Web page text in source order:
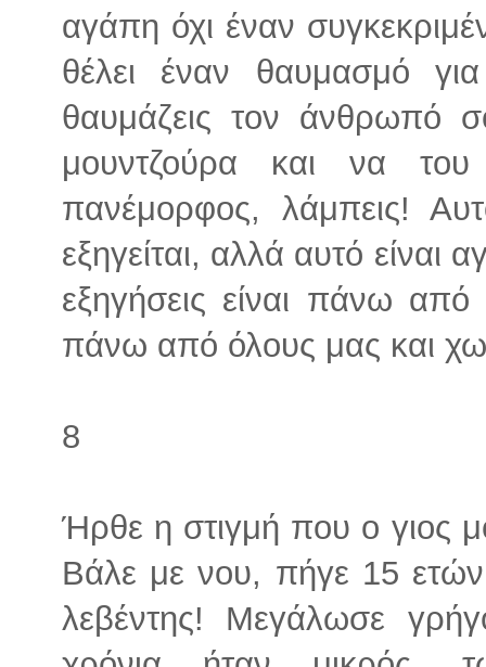
αγάπη όχι έναν
θέλει έναν θαυμασμό
θαυμάζεις τον άνθρωπό
μουντζούρα και να του
πανέμορφος, λάμπεις!
εξηγείται, αλλά αυτό είναι
εξηγήσεις είναι πάνω
πάνω από όλους μας και
8
Ήρθε η στιγμή που ο γιος
Βάλε με νου, πήγε 15
λεβέντης! Μεγάλωσε